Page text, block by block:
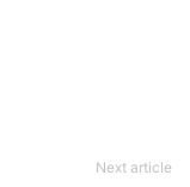
Next article